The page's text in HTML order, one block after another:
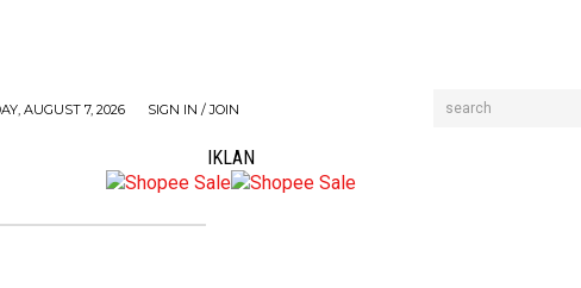
AUGUST 7, 2026 SIGN IN / JOIN search
IKLAN